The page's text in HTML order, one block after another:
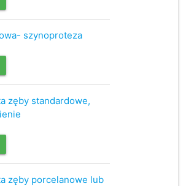
szynoproteza
zęby standardowe,
zęby porcelanowe lub